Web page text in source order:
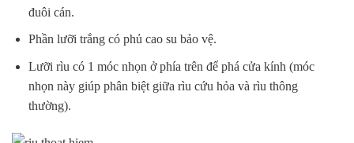
đuôi cán.
Phần lưỡi trắng có phủ cao su bảo vệ.
Lưỡi rìu có 1 móc nhọn ở phía trên để phá cửa kính (móc
nhọn này giúp phân biệt giữa rìu cứu hỏa và rìu thông
thường).